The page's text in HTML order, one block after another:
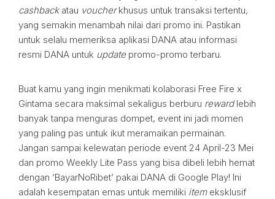
cashbackatau voucherkhusus untuk transaksi tertentu,
yang semakin menambah nilai dari promo ini. Pastikan
untuk selalu memeriksa aplikasi DANA atau informasi
resmi DANA untuk updatepromo-promo terbaru.
Buat kamu yang ingin menikmati kolaborasi Free Fire x
Gintama secara maksimal sekaligus berburu rewardlebih
banyak tanpa menguras dompet, event ini jadi momen
yang paling pas untuk ikut meramaikan permainan.
Jangan sampai kelewatan periode event 24 April-23 Mei
dan promo Weekly Lite Pass yang bisa dibeli lebih hemat
dengan ‘BayarNoRibet’ pakai DANA di Google Play! Ini
adalah kesempatan emas untuk memiliki itemeksklusif